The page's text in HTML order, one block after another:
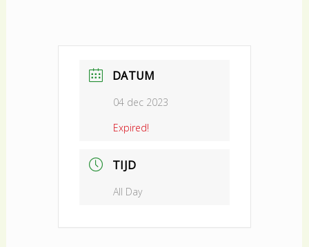
DATUM
04 dec 2023
Expired!
TIJD
All Day